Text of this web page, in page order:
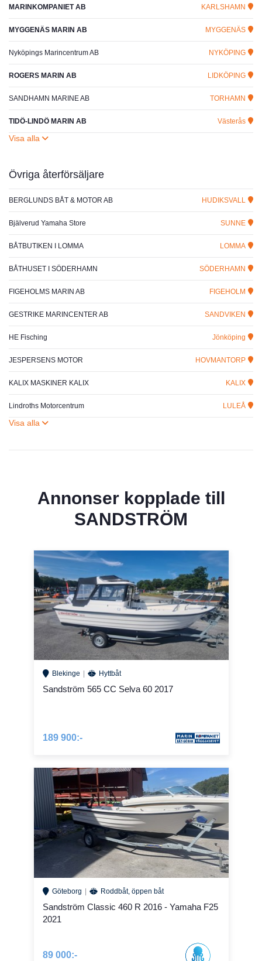
MARINKOMPANIET AB KARLSHAMN
MYGGENÄS MARIN AB MYGGENÄS
Nyköpings Marincentrum AB NYKÖPING
ROGERS MARIN AB LIDKÖPING
SANDHAMN MARINE AB TORHAMN
TIDÖ-LINDÖ MARIN AB Västerås
Övriga återförsäljare
BERGLUNDS BÅT & MOTOR AB HUDIKSVALL
Bjälverud Yamaha Store SUNNE
BÅTBUTIKEN I LOMMA LOMMA
BÅTHUSET I SÖDERHAMN SÖDERHAMN
FIGEHOLMS MARIN AB FIGEHOLM
GESTRIKE MARINCENTER AB SANDVIKEN
HE Fisching Jönköping
JESPERSENS MOTOR HOVMANTORP
KALIX MASKINER KALIX KALIX
Lindroths Motorcentrum LULEÅ
Annonser kopplade till
SANDSTRÖM
Blekinge Hyttbåt
Sandström 565 CC Selva 60 2017
189 900:-
Göteborg Roddbåt, öppen båt
Sandström Classic 460 R 2016 - Yamaha F25
2021
89 000:-